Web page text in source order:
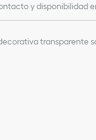
y disponibilidad
transparente